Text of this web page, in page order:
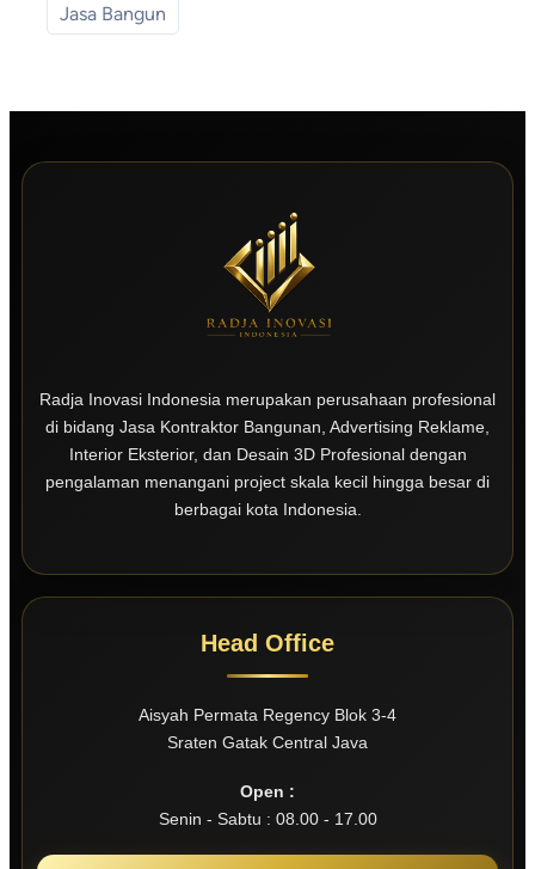
Jasa Bangun
Radja Inovasi Indonesia merupakan perusahaan profesional
di bidang Jasa Kontraktor Bangunan, Advertising Reklame,
Interior Eksterior, dan Desain 3D Profesional dengan
pengalaman menangani project skala kecil hingga besar di
berbagai kota Indonesia.
Head Office
Aisyah Permata Regency Blok 3-4
Sraten Gatak Central Java
Open :
Senin - Sabtu : 08.00 - 17.00